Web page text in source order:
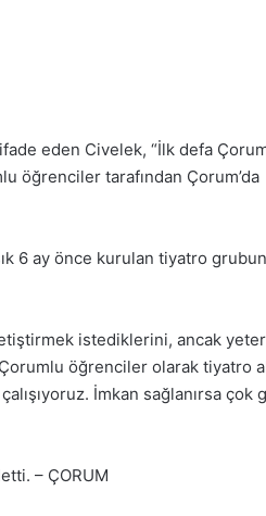
eden Civelek, “İlk defa
öğrenciler tarafından Çorum’da
6 ay önce kurulan tiyatro
istediklerini, ancak
öğrenciler olarak tiyatro
İmkan sağlanırsa çok
– ÇORUM